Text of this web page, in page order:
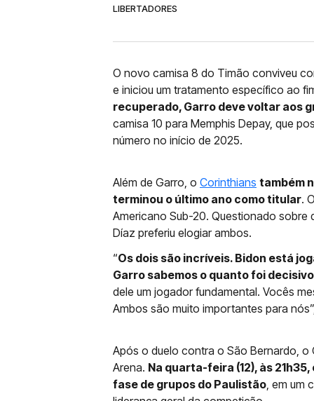
LIBERTADORES
O novo camisa 8 do Timão conviveu
e iniciou um tratamento específico ao
recuperado, Garro deve voltar aos
camisa 10 para Memphis Depay, que
número no início de 2025.
Além de Garro, o Corinthians também
terminou o último ano como titular.
Americano Sub-20. Questionado sobre
Díaz preferiu elogiar ambos.
“Os dois são incríveis. Bidon está
Garro sabemos o quanto foi
dele um jogador fundamental. Vocês
Ambos são muito importantes para
Após o duelo contra o São Bernardo, o
Arena. Na quarta-feira (12), às
fase de grupos do Paulistão, em um